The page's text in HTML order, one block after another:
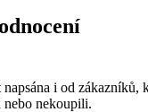
i od zákazníků,
nebo nekoupili.